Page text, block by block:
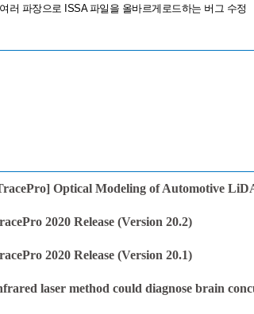
러 파장으로 ISSA 파일을 올바르게로드하는 버그 수정
Optical Modeling of Automotive
2020 Release (Version 20.2)
2020 Release (Version 20.1)
laser method could diagnose brain